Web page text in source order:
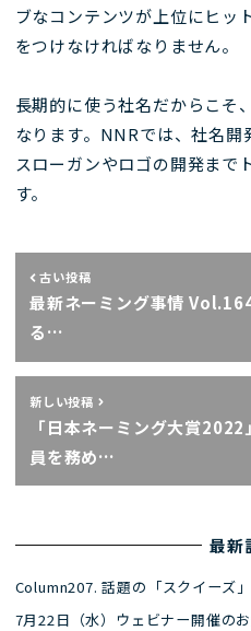
ブなコンテンツが上位にヒッ
をつけなければなりません。
長期的に使う社名だからこそ
なります。NNRでは、社名
スローガンやロゴの開発まで
す。
古い投稿
最新ネーミング事情
る…
新しい投稿
「日本ネーミング大賞
員を務め…
最新
Column207. 話題の「スクイーズ
7月22日（水）ウェビナー開催の